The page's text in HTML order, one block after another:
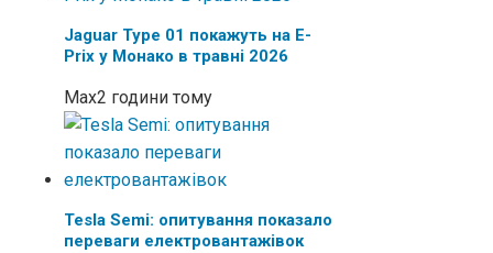
Jaguar Type 01 покажуть на E-
Prix у Монако в травні 2026
Max2 години тому
Tesla Semi: опитування показало
переваги електровантажівок